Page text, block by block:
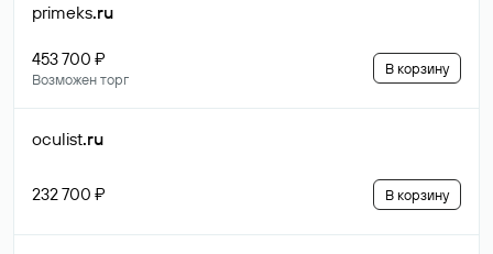
primeks.ru
453 700 ₽
Возможен торг
В корзину
oculist.ru
232 700 ₽ В корзину